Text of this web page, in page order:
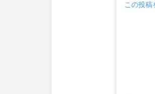
この投